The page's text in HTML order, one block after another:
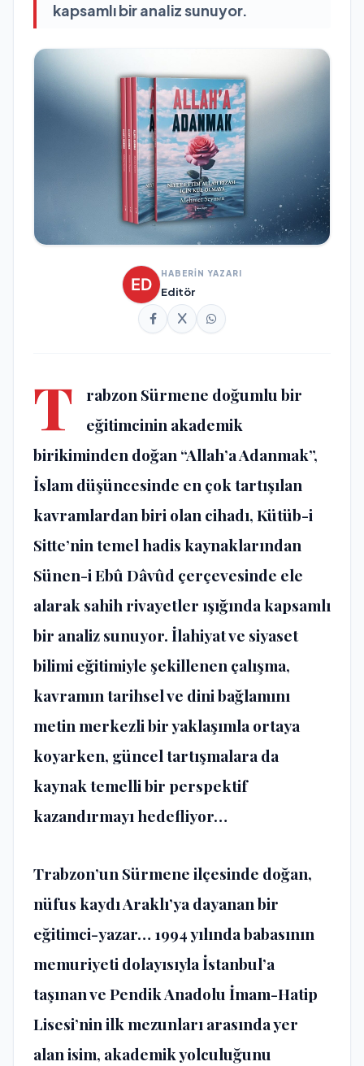
kapsamlı bir analiz sunuyor.
HABERİN YAZARI
Editör
T
rabzon Sürmene doğumlu bir
eğitimcinin akademik
birikiminden doğan “Allah’a Adanmak”,
İslam düşüncesinde en çok tartışılan
kavramlardan biri olan cihadı, Kütüb-i
Sitte’nin temel hadis kaynaklarından
Sünen-i Ebû Dâvûd çerçevesinde ele
alarak sahih rivayetler ışığında kapsamlı
bir analiz sunuyor. İlahiyat ve siyaset
bilimi eğitimiyle şekillenen çalışma,
kavramın tarihsel ve dini bağlamını
metin merkezli bir yaklaşımla ortaya
koyarken, güncel tartışmalara da
kaynak temelli bir perspektif
kazandırmayı hedefliyor…
Trabzon’un Sürmene ilçesinde doğan,
nüfus kaydı Araklı’ya dayanan bir
eğitimci-yazar… 1994 yılında babasının
memuriyeti dolayısıyla İstanbul’a
taşınan ve Pendik Anadolu İmam-Hatip
Lisesi’nin ilk mezunları arasında yer
alan isim, akademik yolculuğunu